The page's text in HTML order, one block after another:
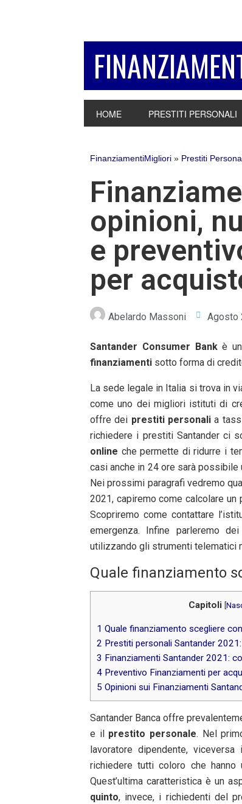
HOME PRESTITI PERSONALI
FinanziamentiMigliori » Prestiti
opinioni,
e
per
Abelardo Massoni Agosto
Santander Consumer Bankè
finanziamenti sotto forma di
La sede legale in Italia si trova in
come uno dei migliori istituti di
offre dei prestiti personalia
richiedere i prestiti Santander ci
online che permette di ridurre i
casi anche in 24 ore sarà
Nei prossimi paragrafi vedremo
2021, capiremo come calcolare
Scopriremo come contattare
emergenza. Infine parleremo
utilizzando gli strumenti telematici
Quale finanziamento
Capitoli [
1 Quale finanziamento scegliere
2 Prestiti personali Santander
3 Finanziamenti Santander 2021:
4 Preventivo Finanziamenti per
5 Opinioni sui Finanziamenti
Santander Banca offre
e il prestito personale. Nel
lavoratore dipendente,
richiedere tutti coloro che
Quest’ultima caratteristica è un
quinto, invece, i richiedenti del